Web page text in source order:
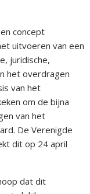
concept
uitvoeren van een
juridische,
het overdragen
van het
om de bijna
van het
De Verenigde
dit op 24 april
dat dit